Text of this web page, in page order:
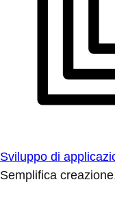
Sviluppo di
Semplifica